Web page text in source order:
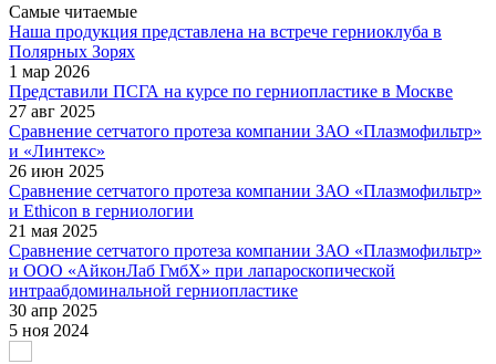
Самые читаемые
Наша продукция представлена на встрече герниоклуба в
Полярных Зорях
1 мар 2026
Представили ПСГА на курсе по герниопластике в Москве
27 авг 2025
Сравнение сетчатого протеза компании ЗАО «Плазмофильтр»
и «Линтекс»
26 июн 2025
Сравнение сетчатого протеза компании ЗАО «Плазмофильтр»
и Ethicon в герниологии
21 мая 2025
Сравнение сетчатого протеза компании ЗАО «Плазмофильтр»
и ООО «АйконЛаб ГмбХ» при лапароскопической
интраабдоминальной герниопластике
30 апр 2025
5 ноя 2024